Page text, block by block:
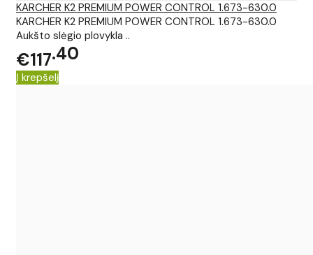
KARCHER K2 PREMIUM POWER CONTROL 1.673-630.0
KARCHER K2 PREMIUM POWER CONTROL 1.673-630.0
Aukšto slėgio plovykla ..
€117 40
Į krepšelį